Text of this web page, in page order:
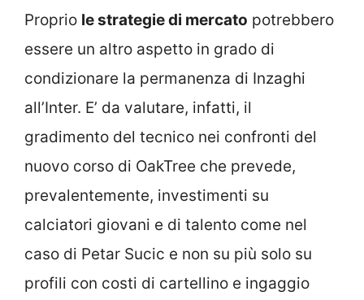
Proprio le strategie di mercato potrebbero
essere un altro aspetto in grado di
condizionare la permanenza di Inzaghi
all’Inter. E’ da valutare, infatti, il
gradimento del tecnico nei confronti del
nuovo corso di OakTree che prevede,
prevalentemente, investimenti su
calciatori giovani e di talento come nel
caso di Petar Sucic e non su più solo su
profili con costi di cartellino e ingaggio